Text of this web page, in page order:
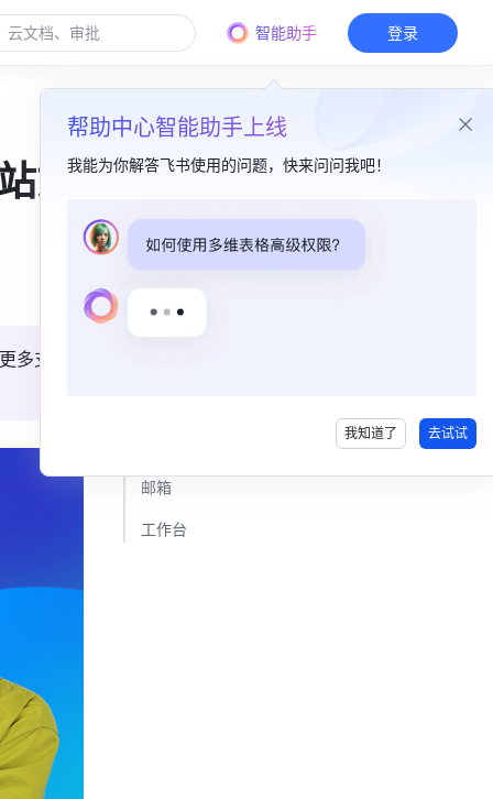
智能助手
帮助中心智能助手上线
我能为你解答飞书使用的问题，快来问问我吧！
我知道了 去试试
登录
式
多支
本篇目录
任务​
邮箱​
工作台​